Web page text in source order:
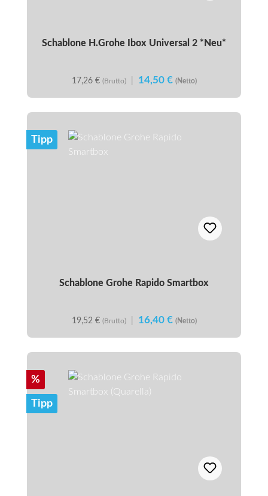
Schablone H.Grohe Ibox Universal 2 *Neu*
17,26 € (Brutto) 14,50 € (Netto)
Tipp
Schablone Grohe Rapido Smartbox
19,52 € (Brutto) 16,40 € (Netto)
Rabatt
%
Tipp